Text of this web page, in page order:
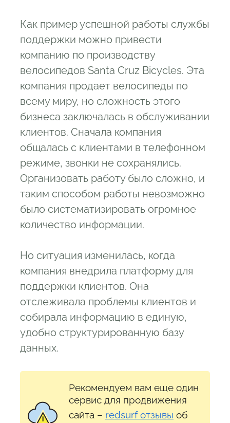
Как пример успешной работы службы
поддержки можно привести
компанию по производству
велосипедов Santa Cruz Bicycles. Эта
компания продает велосипеды по
всему миру, но сложность этого
бизнеса заключалась в обслуживании
клиентов. Сначала компания
общалась с клиентами в телефонном
режиме, звонки не сохранялись.
Организовать работу было сложно, и
таким способом работы невозможно
было систематизировать огромное
количество информации.
Но ситуация изменилась, когда
компания внедрила платформу для
поддержки клиентов. Она
отслеживала проблемы клиентов и
собирала информацию в единую,
удобно структурированную базу
данных.
Рекомендуем вам еще один
сервис для продвижения
сайта – redsurfотзывы об